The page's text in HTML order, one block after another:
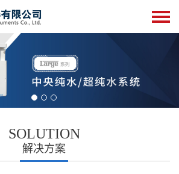
SOLUTION
解决方案